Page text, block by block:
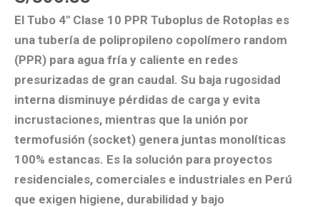
El Tubo 4″ Clase 10 PPR Tuboplus de Rotoplas es
una tubería de polipropileno copolímero random
(PPR) para agua fría y caliente en redes
presurizadas de gran caudal. Su baja rugosidad
interna disminuye pérdidas de carga y evita
incrustaciones, mientras que la unión por
termofusión (socket) genera juntas monolíticas
100% estancas. Es la solución para proyectos
residenciales, comerciales e industriales en Perú
que exigen higiene, durabilidad y bajo